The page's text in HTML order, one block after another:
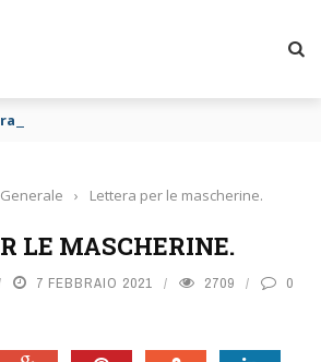
per altri e apologia di pedofilia
Generale › Lettera per le mascherine.
LE MASCHERINE.
7 FEBBRAIO 2021 2709 0